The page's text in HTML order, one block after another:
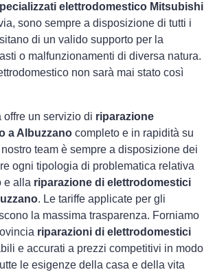
elettrodomestico Mitsubishi
sono sempre a disposizione di tutti i
di un valido supporto per la
o malfunzionamenti di diversa natura.
non sarà mai stato così
un servizio di riparazione
a Albuzzano completo e in rapidità su
team è sempre a disposizione dei
ogni tipologia di problematica relativa
e alla riparazione di elettrodomestici
. Le tariffe applicate per gli
la massima trasparenza. Forniamo
riparazioni di elettrodomestici
e accurati a prezzi competitivi in modo
le esigenze della casa e della vita